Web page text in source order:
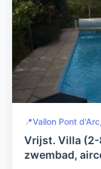
📍Vallon Pont
Vrijst. Villa
zwembad,